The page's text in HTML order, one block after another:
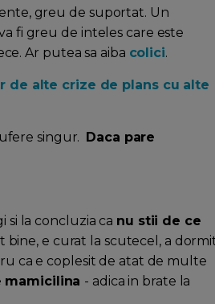
greu de suportat. Un
fi greu de inteles care este
Ar putea sa aiba colici.
de alte crize de plans cu alte
singur.
Daca pare
si la concluzia ca nu stii de ce
bine, e curat la scutecel, a
ca e coplesit de atat de multe
mamicilina - adica in brate la